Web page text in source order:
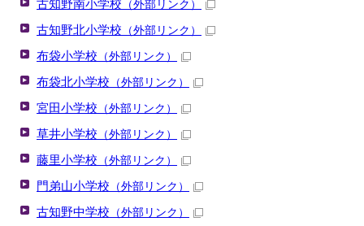
古知野南小学校 （外部リンク）
古知野北小学校 （外部リンク）
布袋小学校 （外部リンク）
布袋北小学校 （外部リンク）
宮田小学校 （外部リンク）
草井小学校 （外部リンク）
藤里小学校 （外部リンク）
門弟山小学校 （外部リンク）
古知野中学校 （外部リンク）